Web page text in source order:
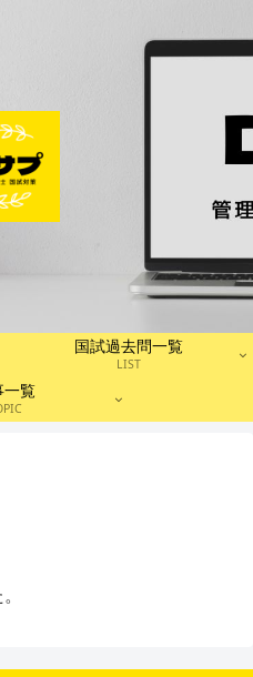
国試過去問一覧
LIST
一覧